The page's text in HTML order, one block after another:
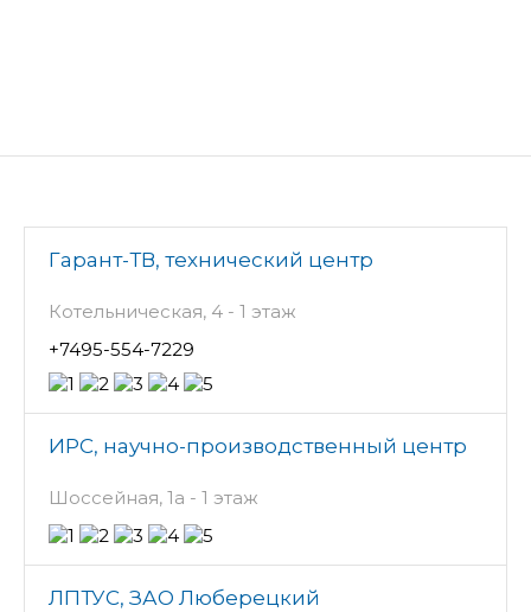
Гарант-ТВ, технический центр
Котельническая, 4 - 1 этаж
+7495-554-7229
ИРС, научно-производственный центр
Шоссейная, 1а - 1 этаж
ЛПТУС, ЗАО Люберецкий